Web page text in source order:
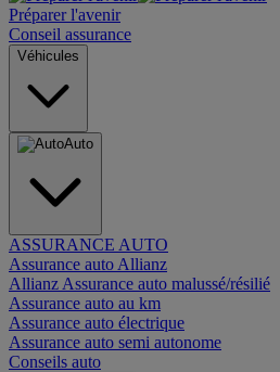
Préparer l'avenir
Conseil assurance
Véhicules
Auto
ASSURANCE AUTO
Assurance auto Allianz
Allianz Assurance auto malussé/résilié
Assurance auto au km
Assurance auto électrique
Assurance auto semi autonome
Conseils auto